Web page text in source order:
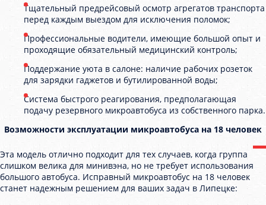
Тщательный предрейсовый осмотр агрегатов транспорта
перед каждым выездом для исключения поломок;
Профессиональные водители, имеющие большой опыт и
проходящие обязательный медицинский контроль;
Поддержание уюта в салоне: наличие рабочих розеток
для зарядки гаджетов и бутилированной воды;
Система быстрого реагирования, предполагающая
подачу резервного микроавтобуса из собственного парка.
Возможности эксплуатации микроавтобуса на 18 человек
Эта модель отлично подходит для тех случаев, когда группа
слишком велика для минивэна, но не требует использования
большого автобуса. Исправный микроавтобус на 18 человек
станет надежным решением для ваших задач в Липецке: